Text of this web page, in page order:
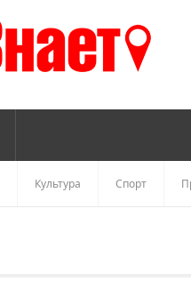
Культура Спорт